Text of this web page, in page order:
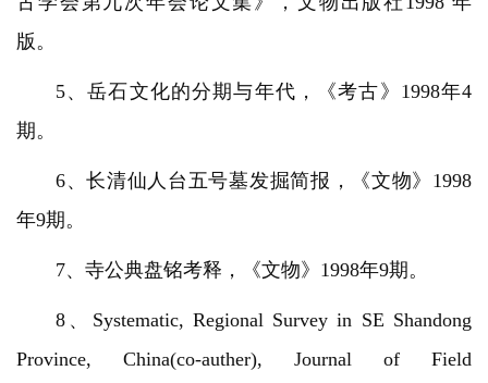
版。
5、岳石文化的分期与年代，《考古》1998年4
期。
6、长清仙人台五号墓发掘简报，《文物》1998
年9期。
7、寺公典盘铭考释，《文物》1998年9期。
8、Systematic, Regional Survey in SE Shandong
Province, China(co-auther), Journal of Field